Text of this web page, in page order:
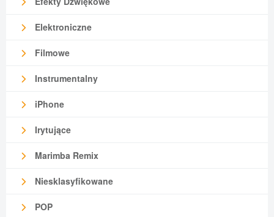
Elektroniczne
Filmowe
Instrumentalny
iPhone
Irytujące
Marimba Remix
Niesklasyfikowane
POP